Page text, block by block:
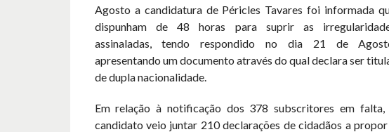
Agosto a candidatura de Péricles Tavares foi informada
dispunham de 48 horas para suprir as
assinaladas, tendo respondido no dia 21 de
apresentando um documento através do qual declara ser
de dupla nacionalidade.
Em relação à notificação dos 378 subscritores em falta,
candidato veio juntar 210 declarações de cidadãos a